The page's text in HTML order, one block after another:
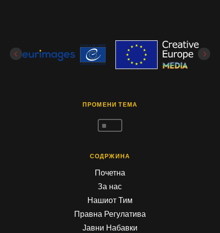
ПРОМЕНИ ТЕМА
^
СОДРЖИНА
Почетна
За нас
Нашиот Тим
Правна Регулатива
Јавни Набавки